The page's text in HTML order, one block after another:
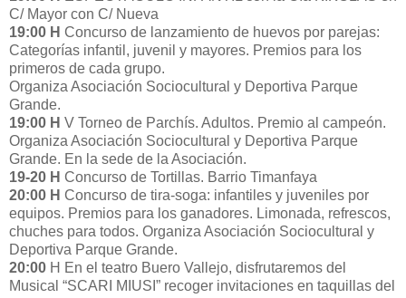
C/ Mayor con C/ Nueva
19:00 H Concurso de lanzamiento de huevos por parejas:
Categorías infantil, juvenil y mayores. Premios para los
primeros de cada grupo.
Organiza Asociación Sociocultural y Deportiva Parque
Grande.
19:00 H V Torneo de Parchís. Adultos. Premio al campeón.
Organiza Asociación Sociocultural y Deportiva Parque
Grande. En la sede de la Asociación.
19-20 H Concurso de Tortillas. Barrio Timanfaya
20:00 H Concurso de tira-soga: infantiles y juveniles por
equipos. Premios para los ganadores. Limonada, refrescos,
chuches para todos. Organiza Asociación Sociocultural y
Deportiva Parque Grande.
20:00 H En el teatro Buero Vallejo, disfrutaremos del
Musical “SCARI MIUSI” recoger invitaciones en taquillas del